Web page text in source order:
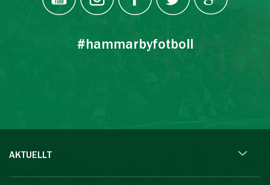
#hammarbyfotboll
AKTUELLT